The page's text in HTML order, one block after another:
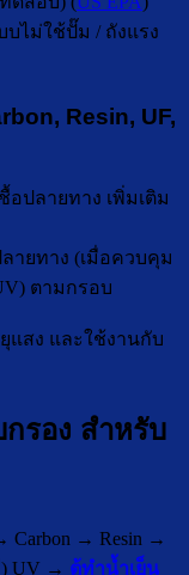
บไม่ใช้ปั๊ม / ถังแรง
Resin, UF,
อปลายทาง เพิ่มเติม
ายทาง (เมื่อควบคุม
ตามกรอบ
แสง และใช้งานกับ
รอง สำหรับ
Carbon → Resin →
) UV → ตู้ทำน้ำเย็น